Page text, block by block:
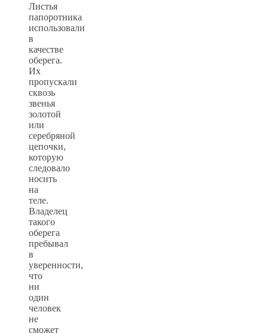
Листья
папоротника
использовали
в
качестве
оберега.
Их
пропускали
сквозь
звенья
золотой
или
серебряной
цепочки,
которую
следовало
носить
на
теле.
Владелец
такого
оберега
пребывал
в
уверенности,
что
ни
один
человек
не
сможет